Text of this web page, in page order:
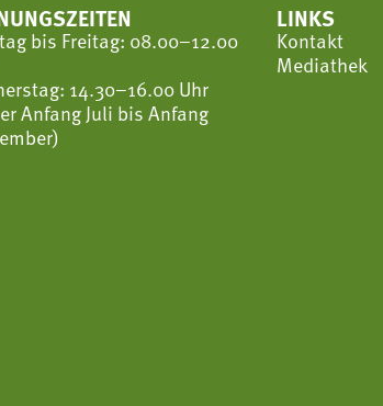
bis Freitag: 08.00–12.00
14.30–16.00 Uhr
Anfang Juli bis Anfang
LINKS
Kontakt
Mediathek